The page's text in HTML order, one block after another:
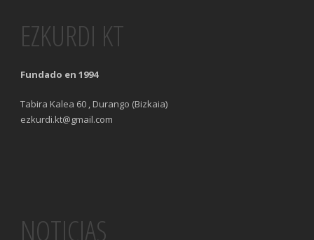
EZKURDI KT
Fundado en 1994
Tabira Kalea 60 , Durango (Bizkaia)
ezkurdi.kt@gmail.com
NOTICIAS